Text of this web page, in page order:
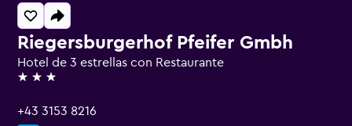
Riegersburgerhof Pfeifer Gmbh
Hotel de 3 estrellas con Restaurante
3 estrellas
+43 3153 8216